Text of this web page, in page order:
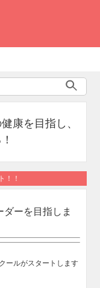
康を目指し、
！！
ーを目指しま
ールがスタートします